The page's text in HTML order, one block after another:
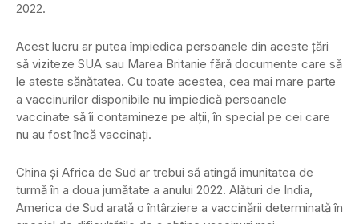
2022.
Acest lucru ar putea împiedica persoanele din aceste ţări
să viziteze SUA sau Marea Britanie fără documente care să
le ateste sănătatea. Cu toate acestea, cea mai mare parte
a vaccinurilor disponibile nu împiedică persoanele
vaccinate să îi contamineze pe alţii, în special pe cei care
nu au fost încă vaccinaţi.
China şi Africa de Sud ar trebui să atingă imunitatea de
turmă în a doua jumătate a anului 2022. Alături de India,
America de Sud arată o întârziere a vaccinării determinată în